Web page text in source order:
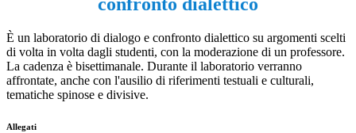
confronto dialettico
È un laboratorio di dialogo e confronto dialettico su argomenti scelti
di volta in volta dagli studenti, con la moderazione di un professore.
La cadenza è bisettimanale. Durante il laboratorio verranno
affrontate, anche con l'ausilio di riferimenti testuali e culturali,
tematiche spinose e divisive.
Allegati